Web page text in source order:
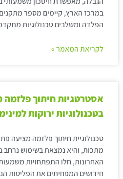
במרכז הארץ, קיימים מספר
הפלדה ומשלבים טכנולוגיות
לקריאת המאמר »
אסטרטגיות חיתוך
בטכנולוגיות ירוקות
טכנולוגיית חיתוך פלזמה מציעה
מתכות, והיא נמצאת בשימוש נרחב
האחרונות, חלו התפתחויות
חידושים המפחיתים את הפליטות